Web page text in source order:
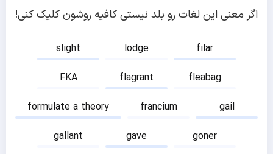
اگر معنی این لغات رو بلد نیستی کافیه روشون کلیک کنی!
slight lodge
filar
FKA
flagrant
fleabag
formulate a theory
francium
gail
gallant
gave
goner